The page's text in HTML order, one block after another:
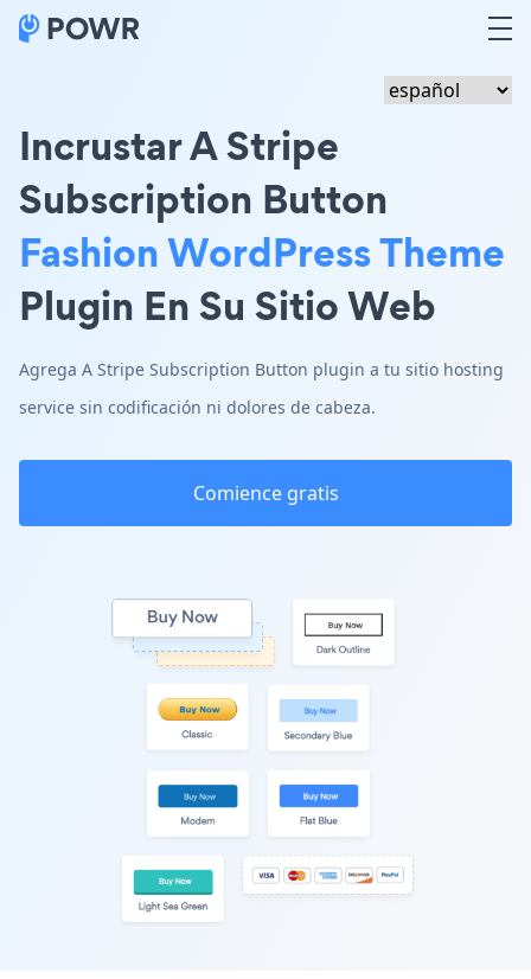
Incrustar A Stripe
Subscription Button
Fashion WordPress Theme
Plugin En Su Sitio Web
Agrega A Stripe Subscription Button plugin a tu sitio hosting
service sin codificación ni dolores de cabeza.
Comience gratis